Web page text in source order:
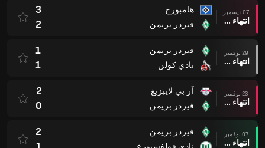
07 ديسمبر
انتهاء وقت المباراة
هامبورج
فيردر بريمن
3
2
29 نوفمبر
انتهاء وقت المباراة
فيردر بريمن
نادي كولن
1
1
23 نوفمبر
انتهاء وقت المباراة
آر بي لايبزيغ
فيردر بريمن
2
0
07 نوفمبر
انتهاء وقت المباراة
فيردر بريمن
2